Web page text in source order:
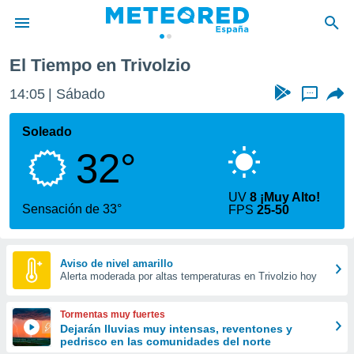
de
por
que se
calidad.
a este
las
y
forma
digital
basada
El Tiempo en Trivolzio
14:05 Sábado ...
Soleado
32°
Sensación de 33°
UV8 ¡Muy Alto!
FPS25-50
Aviso de nivel amarillo
Alerta moderada por altas temperaturas en Trivolzio hoy
Tormentas muy fuertes
Dejarán lluvias muy intensas, reventones y
pedrisco en las comunidades del norte